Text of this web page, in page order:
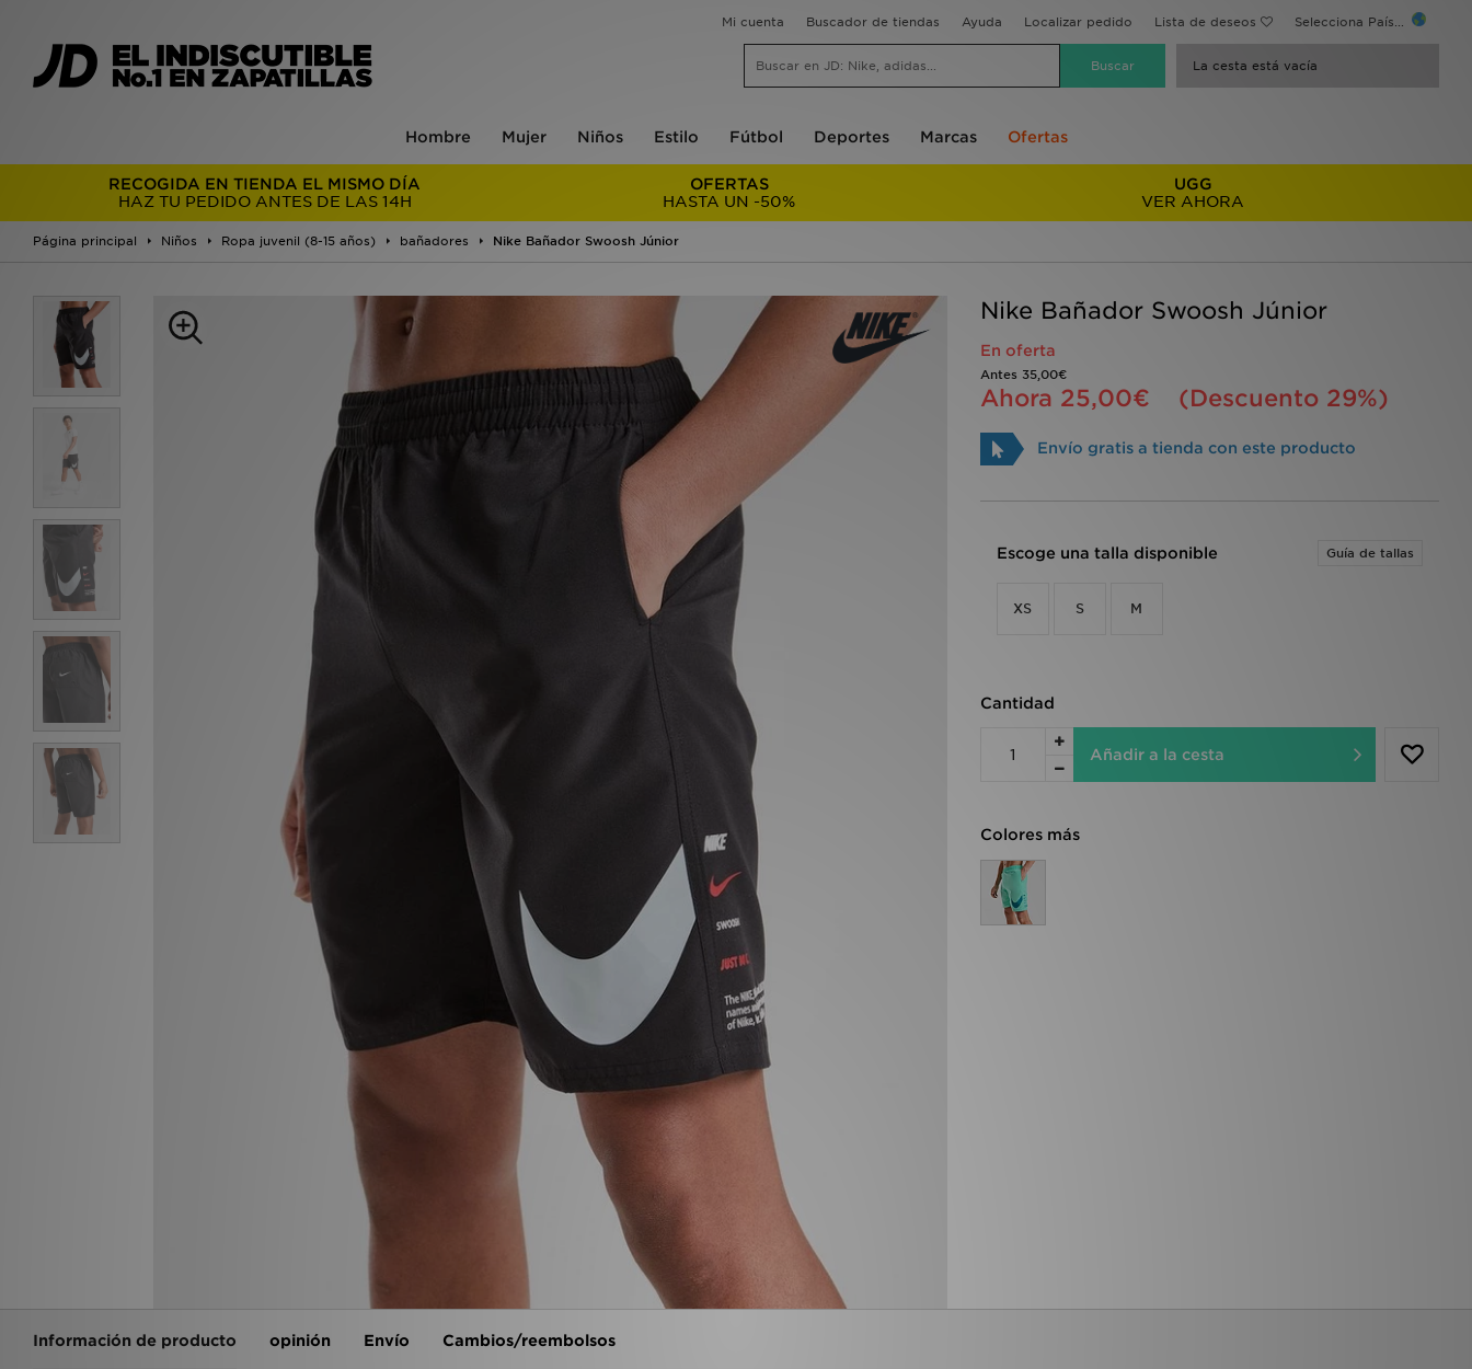
Mi cuenta Buscador de tiendas Ayuda Localizar pedido Lista de deseos Selecciona País...
La cesta está vacía
Hombre Mujer Niños Estilo Fútbol Deportes Marcas Ofertas
RECOGIDA EN TIENDA EL MISMO DÍA
HAZ TU PEDIDO ANTES DE LAS 14H
OFERTAS
HASTA UN -50%
UGG
VER AHORA
Página principal Niños Ropa juvenil (8-15 años) bañadores Nike Bañador Swoosh Júnior
Nike Bañador Swoosh Júnior
En oferta
Antes 35,00€
Ahora 25,00€ (Descuento 29%)
Envío gratis a tienda con este producto
Escoge una talla disponible Guía de tallas
XS S M
Cantidad
Añadir a la cesta
Colores más
Información de producto opinión Envío Cambios/reembolsos